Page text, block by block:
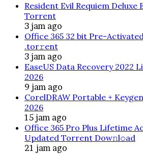
Resident Evil Requiem Deluxe
Torrent
3 jam ago
Office 365 32 bit Pre-
.tоr𝚛еnt
3 jam ago
EaseUS Data Recovery 2022
2026
9 jam ago
CorelDRAW Portable +
2026
15 jam ago
Office 365 Pro Plus Lifetime
Updated Torrent Dow𝚗l𝚘аd
21 jam ago